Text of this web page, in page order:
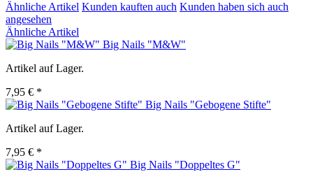
Ähnliche Artikel Kunden kauften auch Kunden haben sich auch
angesehen
Ähnliche Artikel
Big Nails "M&W"
Artikel auf Lager.
7,95 € *
Big Nails "Gebogene Stifte"
Artikel auf Lager.
7,95 € *
Big Nails "Doppeltes G"